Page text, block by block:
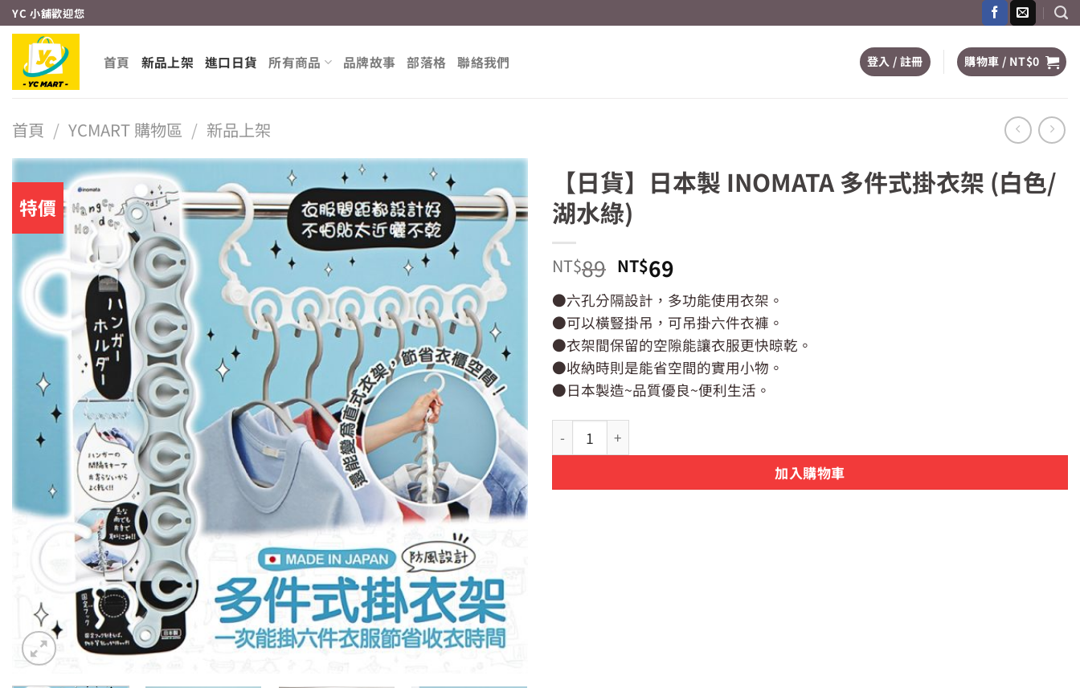
Skip
to
content
YC 小舖歡迎您
首頁 新品上架 進口日貨 所有商品 品牌故事 部落格 聯絡我們 登入 / 註冊 購物車 / NT$0
首頁 / YCMART 購物區 / 新品上架
特價
【日貨】日本製 INOMATA 多件式掛衣架 (白色/
湖水綠)
NT$89 原
始
價
格：
NT$89。
NT$69目
前
價
格：
NT$69。
●六孔分隔設計，多功能使用衣架。
●可以橫豎掛吊，可吊掛六件衣褲。
●衣架間保留的空隙能讓衣服更快晾乾。
●收納時則是能省空間的實用小物。
●日本製造~品質優良~便利生活。
【日貨】日本製 INOMATA 多件式掛衣架 (白色/湖水綠) 數量
加入購物車